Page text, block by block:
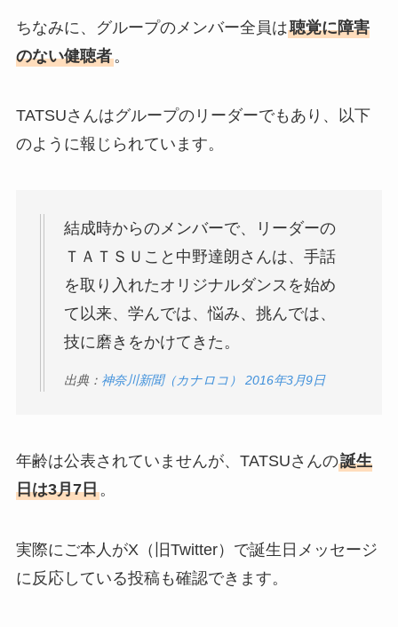
ちなみに、グループのメンバー全員は聴覚に障害
のない健聴者。
TATSUさんはグループのリーダーでもあり、以下
のように報じられています。
結成時からのメンバーで、リーダーの
ＴＡＴＳＵこと中野達朗さんは、手話
を取り入れたオリジナルダンスを始め
て以来、学んでは、悩み、挑んでは、
技に磨きをかけてきた。
出典： 神奈川新聞（カナロコ） 2016年3月9日
年齢は公表されていませんが、TATSUさんの誕生
日は3月7日。
実際にご本人がX（旧Twitter）で誕生日メッセージ
に反応している投稿も確認できます。